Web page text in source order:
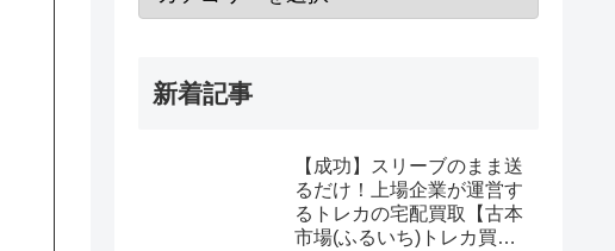
新着記事
【成功】スリーブのまま送
るだけ！上場企業が運営す
るトレカの宅配買取【古本
市場(ふるいち)トレカ買